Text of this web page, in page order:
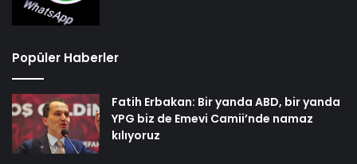
Popüler Haberler
Fatih Erbakan: Bir yanda ABD, bir yanda
YPG biz de Emevi Camii’nde namaz
kılıyoruz